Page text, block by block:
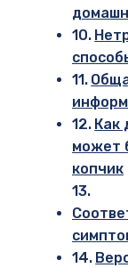
Как
может
копчик